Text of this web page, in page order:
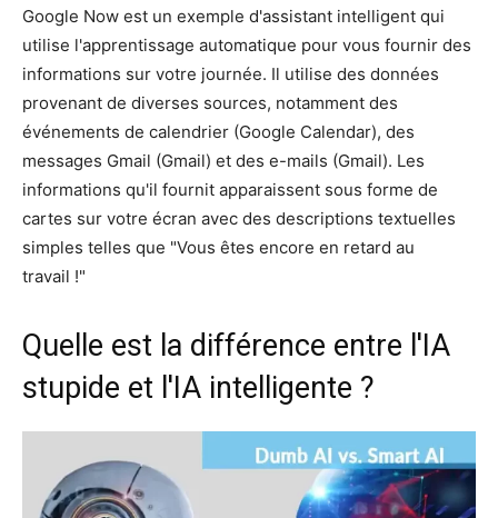
Google Now est un exemple d'assistant intelligent qui
utilise l'apprentissage automatique pour vous fournir des
informations sur votre journée. Il utilise des données
provenant de diverses sources, notamment des
événements de calendrier (Google Calendar), des
messages Gmail (Gmail) et des e-mails (Gmail). Les
informations qu'il fournit apparaissent sous forme de
cartes sur votre écran avec des descriptions textuelles
simples telles que "Vous êtes encore en retard au
travail !"
Quelle est la différence entre l'IA
stupide et l'IA intelligente ?